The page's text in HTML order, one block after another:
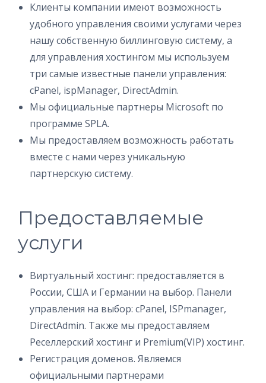
Клиенты компании имеют возможность
удобного управления своими услугами через
нашу собственную биллинговую систему, а
для управления хостингом мы используем
три самые известные панели управления:
cPanel, ispManager, DirectAdmin.
Мы официальные партнеры Microsoft по
программе SPLA.
Мы предоставляем возможность работать
вместе с нами через уникальную
партнерскую систему.
Предоставляемые
услуги
Виртуальный хостинг: предоставляется в
России, США и Германии на выбор. Панели
управления на выбор: cPanel, ISPmanager,
DirectAdmin. Также мы предоставляем
Реселлерский хостинг и Premium(VIP) хостинг.
Регистрация доменов. Являемся
официальными партнерами